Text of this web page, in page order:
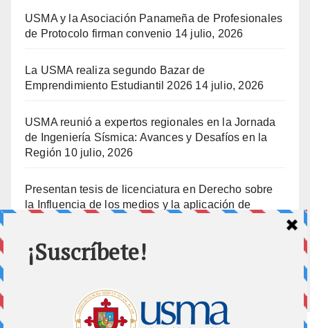
USMA y la Asociación Panameña de Profesionales
de Protocolo firman convenio 14 julio, 2026
La USMA realiza segundo Bazar de
Emprendimiento Estudiantil 2026 14 julio, 2026
USMA reunió a expertos regionales en la Jornada
de Ingeniería Sísmica: Avances y Desafíos en la
Región 10 julio, 2026
Presentan tesis de licenciatura en Derecho sobre
la Influencia de los medios y la aplicación de